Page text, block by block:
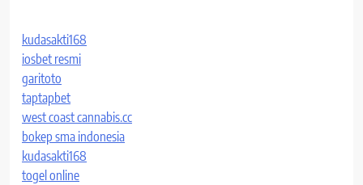
kudasakti168
iosbet resmi
garitoto
taptapbet
west coast cannabis.cc
bokep sma indonesia
kudasakti168
togel online